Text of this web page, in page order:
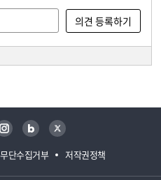
단수집거부 저작권정책
인스타그램 블로그 트위터